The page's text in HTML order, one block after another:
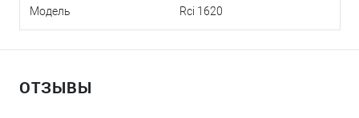
Модель Rci 1620
ОТЗЫВЫ